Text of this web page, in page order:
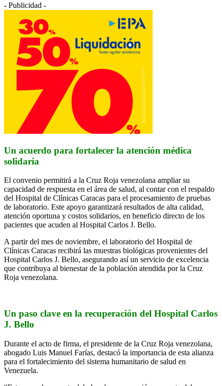
- Publicidad -
Un acuerdo para fortalecer la atención médica
solidaria
El convenio permitirá a la Cruz Roja venezolana ampliar su
capacidad de respuesta en el área de salud, al contar con el respaldo
del Hospital de Clínicas Caracas para el procesamiento de pruebas
de laboratorio. Este apoyo garantizará resultados de alta calidad,
atención oportuna y costos solidarios, en beneficio directo de los
pacientes que acuden al Hospital Carlos J. Bello.
A partir del mes de noviembre, el laboratorio del Hospital de
Clínicas Caracas recibirá las muestras biológicas provenientes del
Hospital Carlos J. Bello, asegurando así un servicio de excelencia
que contribuya al bienestar de la población atendida por la Cruz
Roja venezolana.
Un paso clave en la recuperación del Hospital Carlos
J. Bello
Durante el acto de firma, el presidente de la Cruz Roja venezolana,
abogado Luis Manuel Farías, destacó la importancia de esta alianza
para el fortalecimiento del sistema humanitario de salud en
Venezuela.